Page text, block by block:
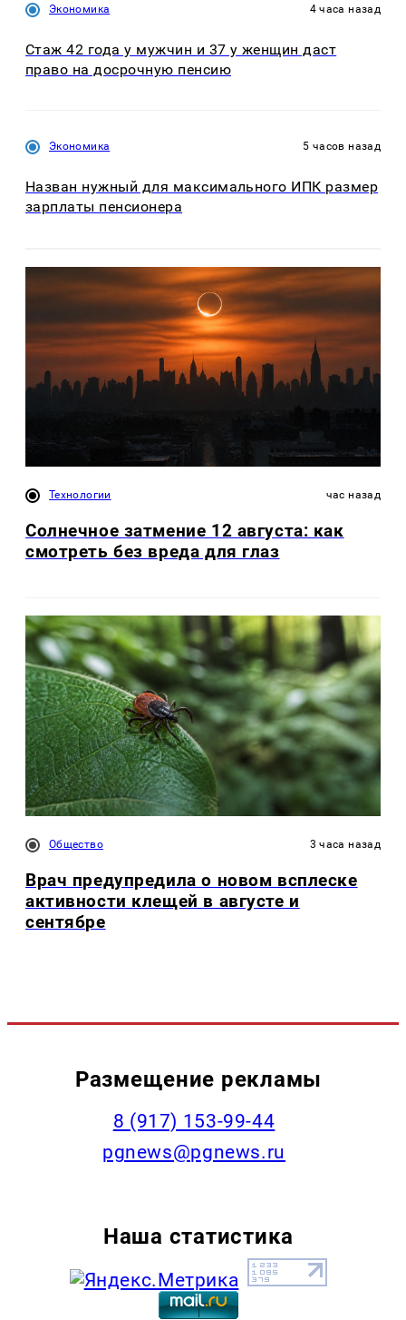
Экономика 4 часа назад
Стаж 42 года у мужчин и 37 у женщин даст
право на досрочную пенсию
Экономика 5 часов назад
Назван нужный для максимального ИПК размер
зарплаты пенсионера
Технологии час назад
Солнечное затмение 12 августа: как
смотреть без вреда для глаз
Общество 3 часа назад
Врач предупредила о новом всплеске
активности клещей в августе и
сентябре
Размещение рекламы
‭8 (917) 153-99-44
pgnews@pgnews.ru
Наша статистика